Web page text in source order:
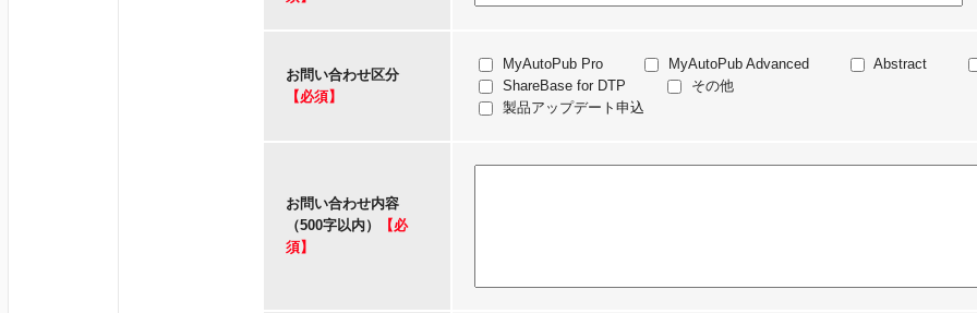
お問い合わせ区分
【必須】
MyAutoPub Pro MyAutoPub Advanced Abstract
ShareBase for DTP
その他
製品アップデート申込
お問い合わせ内容
（500字以内）
【必
須】